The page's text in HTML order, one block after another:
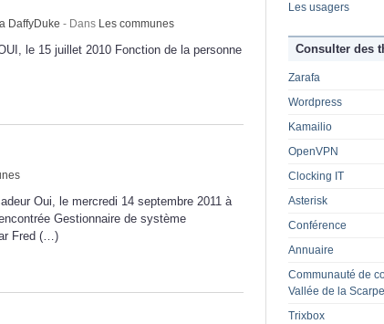
DaffyDuke - Dans Les communes
le 15 juillet 2010 Fonction de la personne
Oui, le mercredi 14 septembre 2011 à
Gestionnaire de système
Fred (…)
Les usagers
Consulter des
Zarafa
Wordpress
Kamailio
OpenVPN
Clocking IT
Asterisk
Conférence
Annuaire
Communauté de
Vallée de la Scarpe
Trixbox